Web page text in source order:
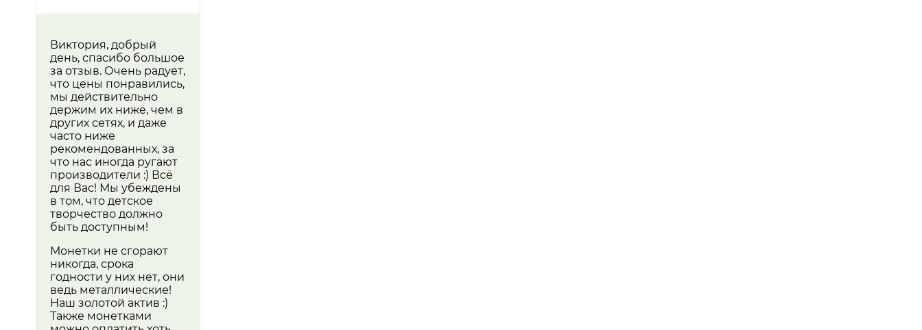
Виктория, добрый
день, спасибо большое
за отзыв. Очень радует,
что цены понравились,
мы действительно
держим их ниже, чем в
других сетях, и даже
часто ниже
рекомендованных, за
что нас иногда ругают
производители :) Всё
для Вас! Мы убеждены
в том, что детское
творчество должно
быть доступным!
Монетки не сгорают
никогда, срока
годности у них нет, они
ведь металлические!
Наш золотой актив :)
Также монетками